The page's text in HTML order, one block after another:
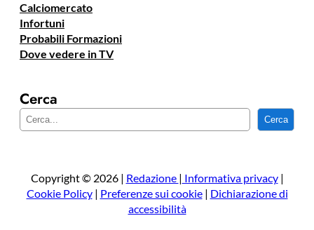
Calciomercato
Infortuni
Probabili Formazioni
Dove vedere in TV
Cerca
e
a
Cerca
Copyright © 2026 | Redazione | Informativa privacy|
Cookie Policy| Preferenze sui cookie| Dichiarazione di
accessibilità